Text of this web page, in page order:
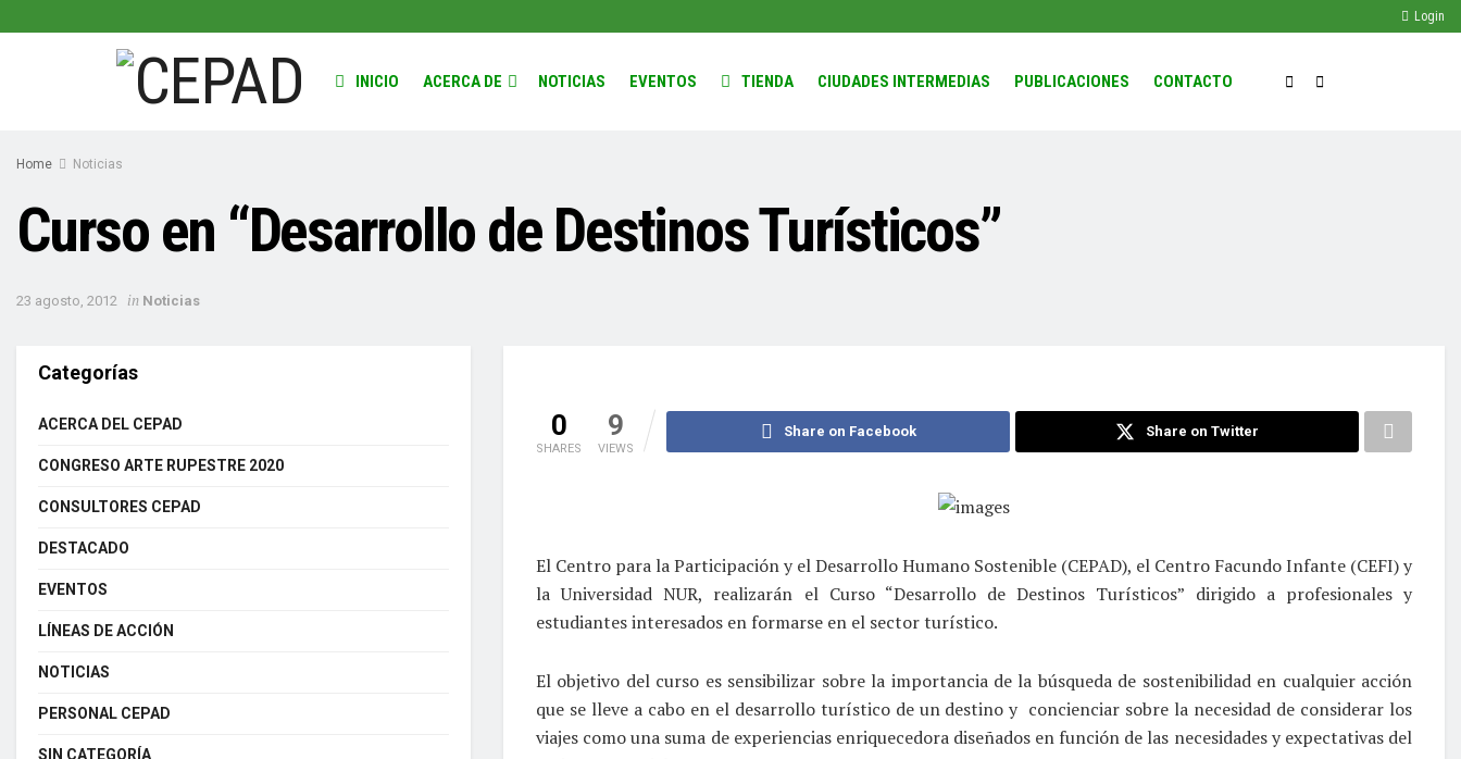
Login
INICIO ACERCA DE NOTICIAS EVENTOS TIENDA CIUDADES INTERMEDIAS PUBLICACIONES CONTACTO
Home Noticias
Curso en “Desarrollo de Destinos Turísticos”
23 agosto, 2012 in Noticias
0
SHARES
9
VIEWS
Share on Facebook Share on Twitter
El Centro para la Participación y el Desarrollo Humano Sostenible (CEPAD), el Centro Facundo Infante (CEFI) y
la Universidad NUR, realizarán el Curso “Desarrollo de Destinos Turísticos” dirigido a profesionales y
estudiantes interesados en formarse en el sector turístico.
El objetivo del curso es sensibilizar sobre la importancia de la búsqueda de sostenibilidad en cualquier acción
que se lleve a cabo en el desarrollo turístico de un destino y concienciar sobre la necesidad de considerar los
viajes como una suma de experiencias enriquecedora diseñados en función de las necesidades y expectativas del
Categorías
ACERCA DEL CEPAD
CONGRESO ARTE RUPESTRE 2020
CONSULTORES CEPAD
DESTACADO
EVENTOS
LÍNEAS DE ACCIÓN
NOTICIAS
PERSONAL CEPAD
SIN CATEGORÍA